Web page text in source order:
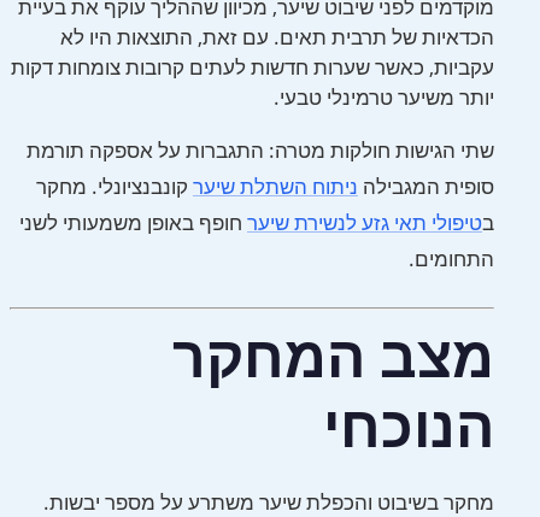
מוקדמים לפני שיבוט שיער, מכיוון שההליך עוקף את בעיית
הכדאיות של תרבית תאים. עם זאת, התוצאות היו לא
עקביות, כאשר שערות חדשות לעתים קרובות צומחות דקות
יותר משיער טרמינלי טבעי.
שתי הגישות חולקות מטרה: התגברות על אספקה תורמת
סופית המגבילהניתוח השתלת שיערקונבנציונלי. מחקר
בטיפולי תאי גזע לנשירת שיערחופף באופן משמעותי לשני
התחומים.
מצב המחקר
הנוכחי
מחקר בשיבוט והכפלת שיער משתרע על מספר יבשות.